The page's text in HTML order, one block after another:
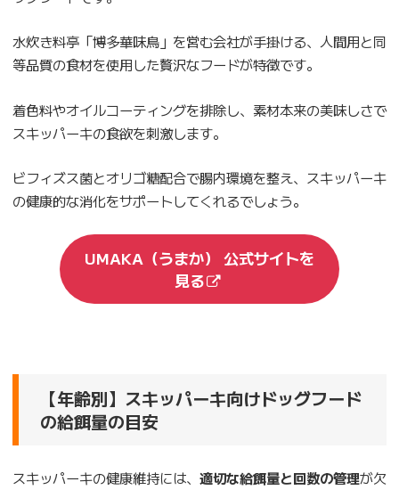
水炊き料亭「博多華味鳥」を営む会社が手掛ける、人間用と同
等品質の食材を使用した贅沢なフードが特徴です。
着色料やオイルコーティングを排除し、素材本来の美味しさで
スキッパーキの食欲を刺激します。
ビフィズス菌とオリゴ糖配合で腸内環境を整え、スキッパーキ
の健康的な消化をサポートしてくれるでしょう。
UMAKA（うまか） 公式サイトを
見る
【年齢別】スキッパーキ向けドッグフード
の給餌量の目安
スキッパーキの健康維持には、 適切な給餌量と回数の管理が欠